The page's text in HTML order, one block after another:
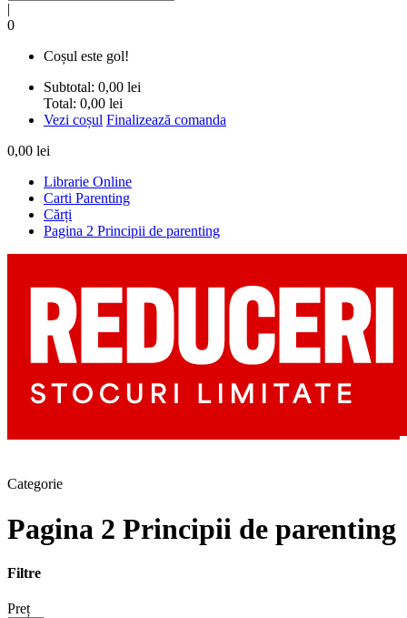
|
0
Coșul este gol!
Subtotal: 0,00 lei
Total: 0,00 lei
Vezi coșul Finalizează comanda
0,00 lei
Librarie Online
Carti Parenting
Cărți
Pagina 2 Principii de parenting
Categorie
Pagina 2 Principii de parenting
Filtre
Preț